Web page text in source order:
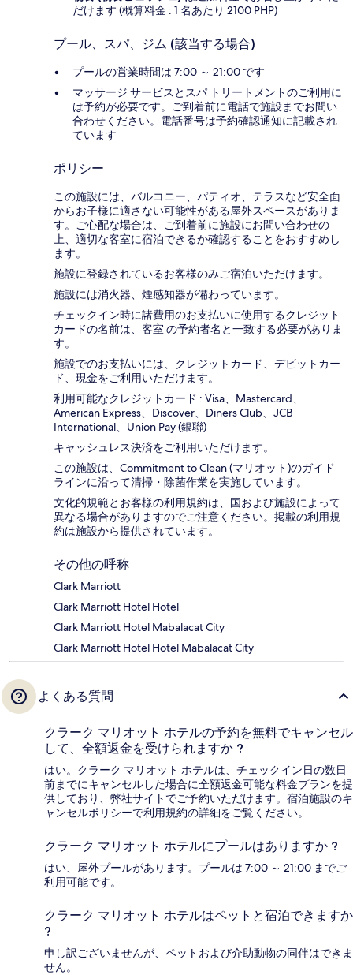
だけます (概算料金 : 1 名あたり 2100 PHP)
プール、スパ、ジム (該当する場合)
プールの営業時間は 7:00 ～ 21:00 です
マッサージ サービスとスパ トリートメントのご利用に
は予約が必要です。ご到着前に電話で施設までお問い
合わせください。電話番号は予約確認通知に記載され
ています
ポリシー
この施設には、バルコニー、パティオ、テラスなど安全面
からお子様に適さない可能性がある屋外スペースがありま
す。ご心配な場合は、ご到着前に施設にお問い合わせの
上、適切な客室に宿泊できるか確認することをおすすめし
ます。
施設に登録されているお客様のみご宿泊いただけます。
施設には消火器、煙感知器が備わっています。
チェックイン時に諸費用のお支払いに使用するクレジット
カードの名前は、客室 の予約者名と一致する必要がありま
す。
施設でのお支払いには、クレジットカード、デビットカー
ド、現金をご利用いただけます。
利用可能なクレジットカード : Visa、Mastercard、
American Express、Discover、Diners Club、JCB
International、Union Pay (銀聯)
キャッシュレス決済をご利用いただけます。
この施設は、Commitment to Clean (マリオット)のガイド
ラインに沿って清掃・除菌作業を実施しています。
文化的規範とお客様の利用規約は、国および施設によって
異なる場合がありますのでご注意ください。掲載の利用規
約は施設から提供されています。
その他の呼称
Clark Marriott
Clark Marriott Hotel Hotel
Clark Marriott Hotel Mabalacat City
Clark Marriott Hotel Hotel Mabalacat City
よくある質問
クラーク マリオット ホテルの予約を無料でキャンセル
して、全額返金を受けられますか ?
はい。クラーク マリオット ホテルは、チェックイン日の数日
前までにキャンセルした場合に全額返金可能な料金プランを提
供しており、弊社サイトでご予約いただけます。宿泊施設のキ
ャンセルポリシーで利用規約の詳細をご覧ください。
クラーク マリオット ホテルにプールはありますか ?
はい、屋外プールがあります。プールは 7:00 ～ 21:00 までご
利用可能です。
クラーク マリオット ホテルはペットと宿泊できますか
?
申し訳ございませんが、ペットおよび介助動物の同伴はできま
せん。